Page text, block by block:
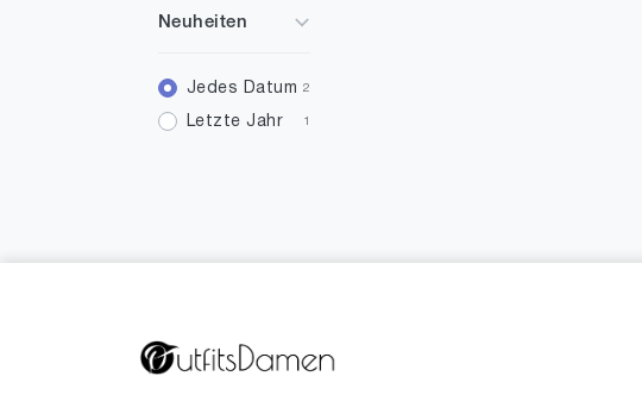
Neuheiten
Jedes Datum 2
Letzte Jahr 1